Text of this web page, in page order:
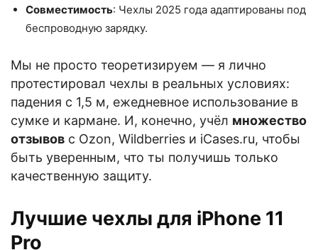
Совместимость: Чехлы 2025 года адаптированы под
беспроводную зарядку.
Мы не просто теоретизируем — я лично
протестировал чехлы в реальных условиях:
падения с 1,5 м, ежедневное использование в
сумке и кармане. И, конечно, учёл множество
отзывов с Ozon, Wildberries и iCases.ru, чтобы
быть уверенным, что ты получишь только
качественную защиту.
Лучшие чехлы для iPhone 11
Pro